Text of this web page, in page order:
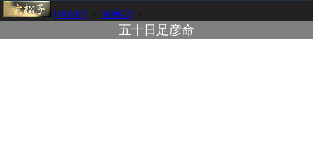
[HOME] [祭神記]
五十日足彦命